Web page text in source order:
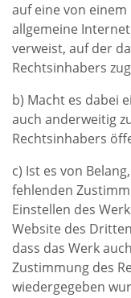
auf eine von
allgemeine
verweist, auf der
Rechtsinhabers
b) Macht es dabei
auch anderweitig
Rechtsinhabers
c) Ist es von
fehlenden
Einstellen des
Website des
dass das Werk
Zustimmung des
wiedergegeben